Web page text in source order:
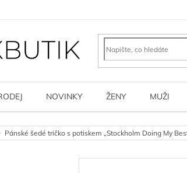
NOVINKY ŽENY MUŽI
Pánské šedé tričko s potiskem „Stockholm Doing My